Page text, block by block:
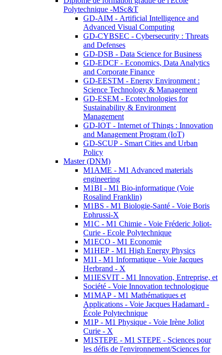
Polytechnique -MSc&T
GD-AIM - Artificial Intelligence and
Advanced Visual Computing
GD-CYBSEC - Cybersecurity : Threats
and Defenses
GD-DSB - Data Science for Business
GD-EDCF - Economics, Data Analytics
and Corporate Finance
GD-EESTM - Energy Environment :
Science Technology & Management
GD-ESEM - Ecotechnologies for
Sustainability & Environment
Management
GD-IOT - Internet of Things : Innovation
and Management Program (IoT)
GD-SCUP - Smart Cities and Urban
Policy
Master (DNM)
M1AME - M1 Advanced materials
engineering
M1BI - M1 Bio-informatique (Voie
Rosalind Franklin)
M1BS - M1 Biologie-Santé - Voie Boris
Ephrussi-X
M1C - M1 Chimie - Voie Fréderic Joliot-
Curie - Ecole Polytechnique
M1ECO - M1 Economie
M1HEP - M1 High Energy Physics
M1I - M1 Informatique - Voie Jacques
Herbrand - X
M1IESVIT - M1 Innovation, Entreprise, et
Société - Voie Innovation technologique
M1MAP - M1 Mathématiques et
Applications - Voie Jacques Hadamard -
École Polytechnique
M1P - M1 Physique - Voie Irène Joliot
Curie - X
M1STEPE - M1 STEPE - Sciences pour
les défis de l'environnement/Sciences for